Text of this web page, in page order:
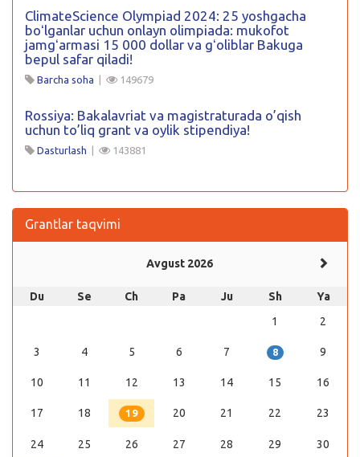
ClimateScience Olympiad 2024: 25 yoshgacha
boʻlganlar uchun onlayn olimpiada: mukofot
jamgʻarmasi 15 000 dollar va gʻoliblar Bakuga
bepul safar qiladi!
Barcha soha | 149679
Rossiya: Bakalavriat va magistraturada o’qish
uchun to’liq grant va oylik stipendiya!
Dasturlash | 143881
Grantlar taqvimi
Avgust 2026
Du Se Ch Pa Ju Sh
Ya
1
2
3 4 5 6 7 8 9
10 11 12 13 14 15 16
17 18 19 20 21 22 23
24 25 26 27 28 29 30